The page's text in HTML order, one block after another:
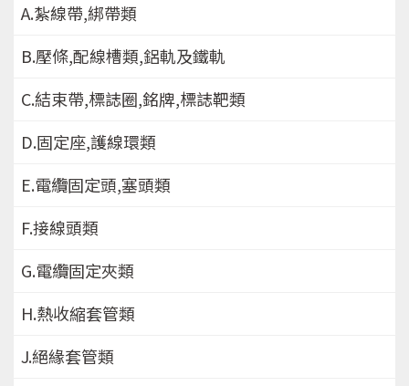
A.紮線帶,綁帶類
B.壓條,配線槽類,鋁軌及鐵軌
C.結束帶,標誌圈,銘牌,標誌靶類
D.固定座,護線環類
E.電纜固定頭,塞頭類
F.接線頭類
G.電纜固定夾類
H.熱收縮套管類
J.絕緣套管類